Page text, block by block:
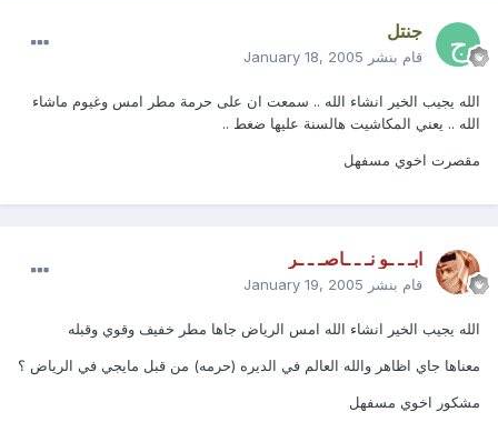
جنتل
قام بنشر January 18, 2005
الله يجيب الخير انشاء الله .. سمعت ان على حرمة مطر امس وغيوم ماشاء
الله .. يعني المكاشيت هالسنة عليها ضغط ..
مقصرت اخوي مسفهل
ابـ ـ ـو نـ ـ ـاصـ ـ ـر
قام بنشر January 19, 2005
الله يجيب الخير انشاء الله امس الرياض جاها مطر خفيف وقوي وقبله
معناها جاي اظاهر والله العالم في الديره (حرمه) من قبل مايجي في الرياض ؟
مشكور اخوي مسفهل